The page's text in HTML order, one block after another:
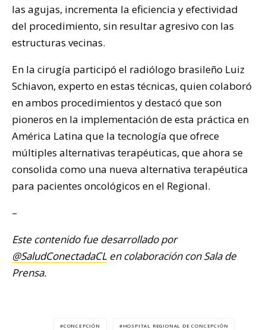
las agujas, incrementa la eficiencia y efectividad
del procedimiento, sin resultar agresivo con las
estructuras vecinas.
En la cirugía participó el radiólogo brasileño Luiz
Schiavon, experto en estas técnicas, quien colaboró
en ambos procedimientos y destacó que son
pioneros en la implementación de esta práctica en
América Latina que la tecnología que ofrece
múltiples alternativas terapéuticas, que ahora se
consolida como una nueva alternativa terapéutica
para pacientes oncológicos en el Regional.
–
Este contenido fue desarrollado por
@SaludConectadaCL en colaboración con Sala de
Prensa.
CONCEPCIÓN HOSPITAL REGIONAL DE CONCEPCIÓN